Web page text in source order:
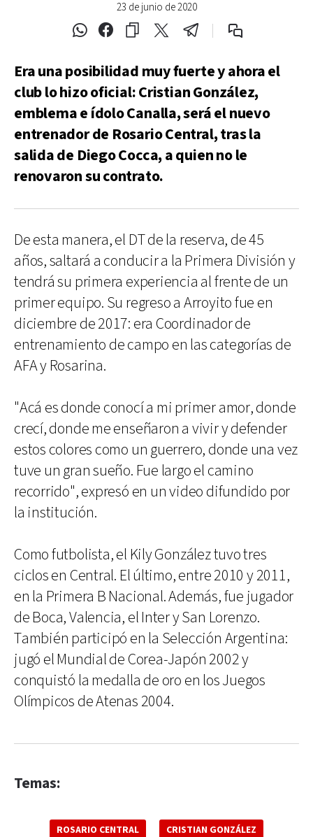
23 de junio de 2020
Era una posibilidad muy fuerte y ahora el
club lo hizo oficial: Cristian González,
emblema e ídolo Canalla, será el nuevo
entrenador de Rosario Central, tras la
salida de Diego Cocca, a quien no le
renovaron su contrato.
De esta manera, el DT de la reserva, de 45
años, saltará a conducir a la Primera División y
tendrá su primera experiencia al frente de un
primer equipo. Su regreso a Arroyito fue en
diciembre de 2017: era Coordinador de
entrenamiento de campo en las categorías de
AFA y Rosarina.
"Acá es donde conocí a mi primer amor, donde
crecí, donde me enseñaron a vivir y defender
estos colores como un guerrero, donde una vez
tuve un gran sueño. Fue largo el camino
recorrido", expresó en un video difundido por
la institución.
Como futbolista, el Kily González tuvo tres
ciclos en Central. El último, entre 2010 y 2011,
en la Primera B Nacional. Además, fue jugador
de Boca, Valencia, el Inter y San Lorenzo.
También participó en la Selección Argentina:
jugó el Mundial de Corea-Japón 2002 y
conquistó la medalla de oro en los Juegos
Olímpicos de Atenas 2004.
Temas:
ROSARIO CENTRAL CRISTIAN GONZÁLEZ